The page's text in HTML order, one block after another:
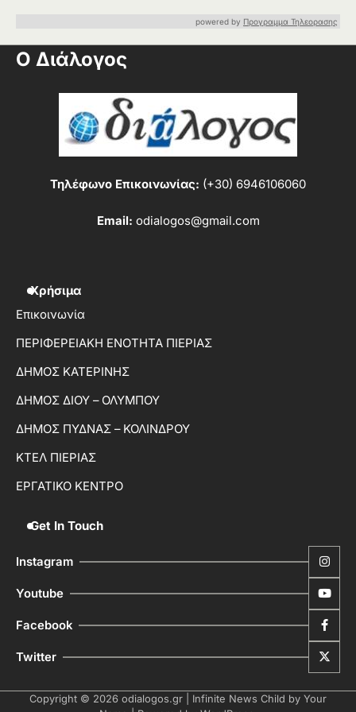
powered by Προγραμμα Τηλεορασης
Ο Διάλογος
Τηλέφωνο Επικοινωνίας: (+30) 6946106060
Email: odialogos@gmail.com
Χρήσιμα
Επικοινωνία
ΠΕΡΙΦΕΡΕΙΑΚΗ ΕΝΟΤΗΤΑ ΠΙΕΡΙΑΣ
ΔΗΜΟΣ ΚΑΤΕΡΙΝΗΣ
ΔΗΜΟΣ ΔΙΟΥ – ΟΛΥΜΠΟΥ
ΔΗΜΟΣ ΠΥΔΝΑΣ – ΚΟΛΙΝΔΡΟΥ
ΚΤΕΛ ΠΙΕΡΙΑΣ
ΕΡΓΑΤΙΚΟ ΚΕΝΤΡΟ
Get In Touch
Instagram
Youtube
Facebook
Twitter
Copyright © 2026 odialogos.gr | Infinite News Child by Your